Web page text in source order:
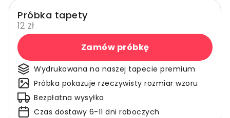
Próbka tapety
12 zł
Zamów próbkę
Wydrukowana na naszej tapecie premium
Próbka pokazuje rzeczywisty rozmiar wzoru
Bezpłatna wysyłka
Czas dostawy 6-11 dni roboczych